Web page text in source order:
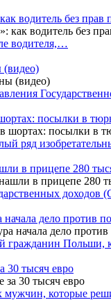
водитель без прав
водителя,…
(видео)
посылки в
ряд
в прицепе 280
доходов
дело против
гражданин
30 тысяч евро
мужчин, которые